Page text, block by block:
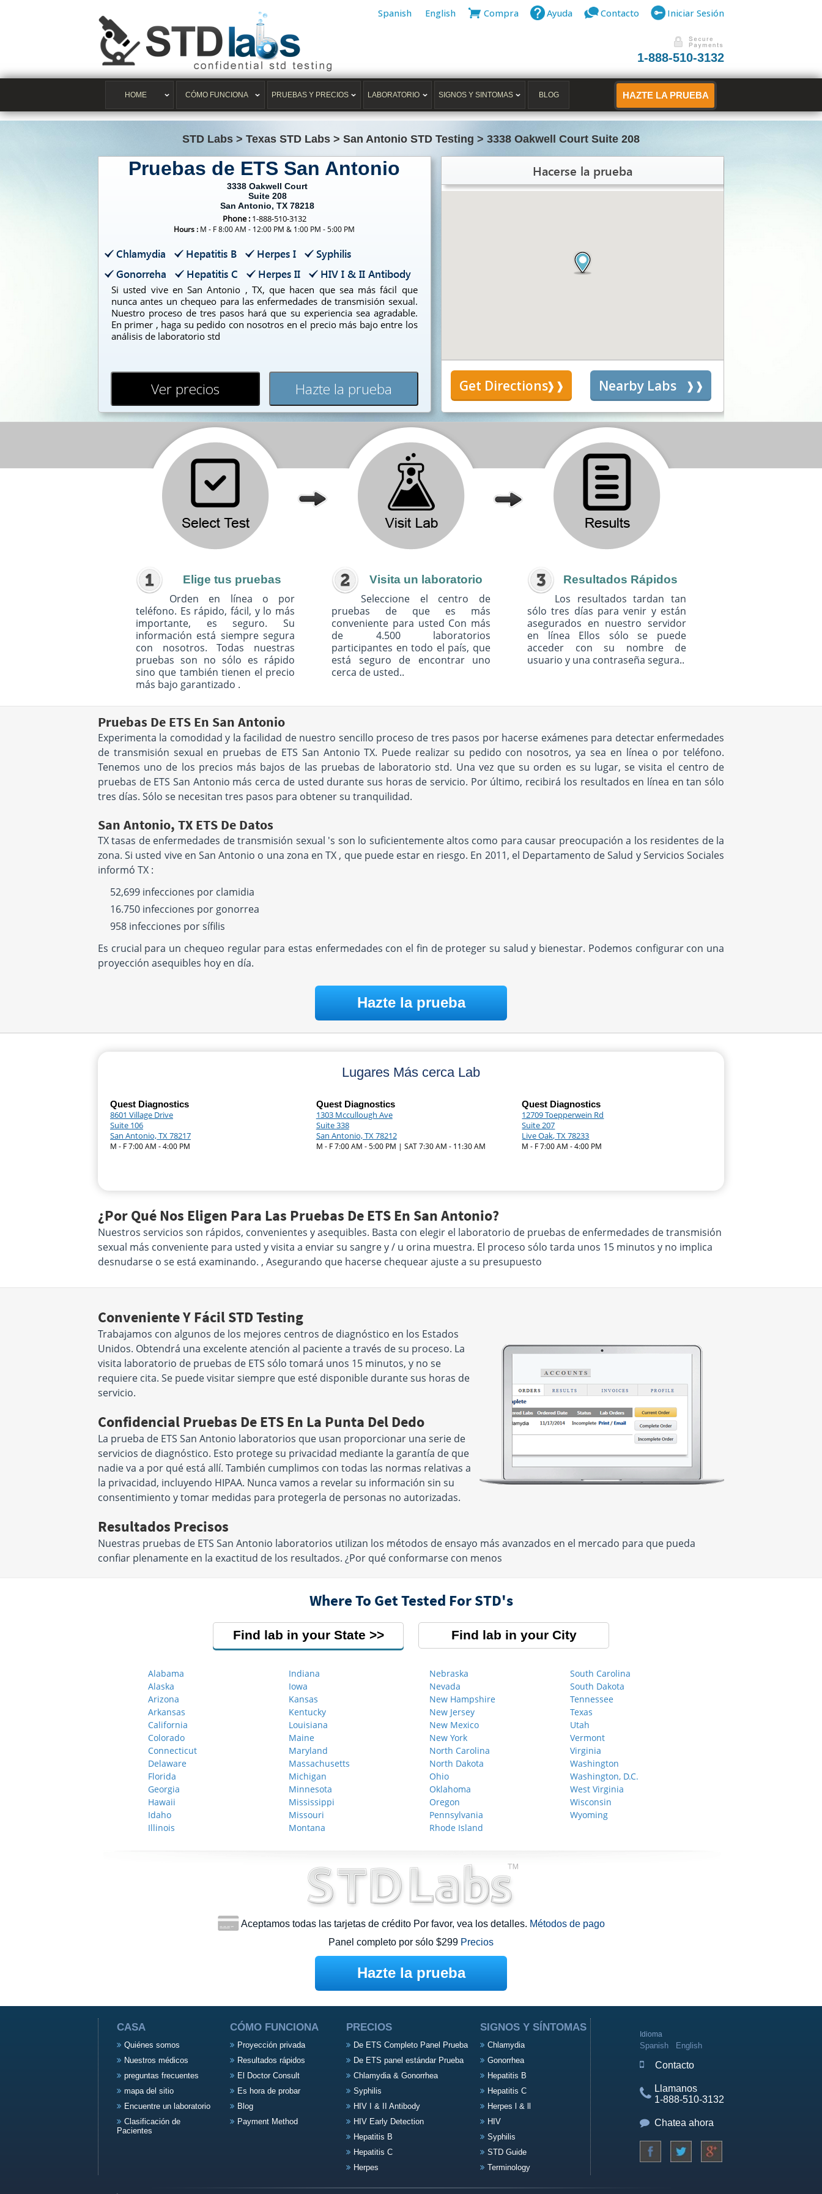
Spanish English Compra Ayuda Contacto Iniciar Sesión
1-888-510-3132
HOME CÓMO FUNCIONA PRUEBAS Y PRECIOS LABORATORIO SIGNOS Y SINTOMAS BLOG HAZTE LA PRUEBA
STD Labs > Texas STD Labs > San Antonio STD Testing > 3338 Oakwell Court Suite 208
Pruebas de ETS San Antonio
3338 Oakwell Court
Suite 208
San Antonio, TX 78218
Phone : 1-888-510-3132
Hours : M - F 8:00 AM - 12:00 PM & 1:00 PM - 5:00 PM
Chlamydia Hepatitis B Herpes I
Syphilis
Gonorreha
Hepatitis C Herpes II HIV I & II Antibody
Si usted vive en San Antonio , TX, que hacen que sea más fácil que
nunca antes un chequeo para las enfermedades de transmisión sexual.
Nuestro proceso de tres pasos hará que su experiencia sea agradable.
En primer , haga su pedido con nosotros en el precio más bajo entre los
análisis de laboratorio std
Ver precios Hazte la prueba
Hacerse la prueba
Get Directions Nearby Labs
Elige tus pruebas
Orden en línea o por
teléfono. Es rápido, fácil, y lo más
importante, es seguro. Su
información está siempre segura
con nosotros. Todas nuestras
pruebas son no sólo es rápido
sino que también tienen el precio
más bajo garantizado .
Visita un laboratorio
Seleccione el centro de
pruebas de que es más
conveniente para usted Con más
de 4.500 laboratorios
participantes en todo el país, que
está seguro de encontrar uno
cerca de usted..
Resultados Rápidos
Los resultados tardan tan
sólo tres días para venir y están
asegurados en nuestro servidor
en línea Ellos sólo se puede
acceder con su nombre de
usuario y una contraseña segura..
Pruebas De ETS En San Antonio
Experimenta la comodidad y la facilidad de nuestro sencillo proceso de tres pasos por hacerse exámenes para detectar enfermedades
de transmisión sexual en pruebas de ETS San Antonio TX. Puede realizar su pedido con nosotros, ya sea en línea o por teléfono.
Tenemos uno de los precios más bajos de las pruebas de laboratorio std. Una vez que su orden es su lugar, se visita el centro de
pruebas de ETS San Antonio más cerca de usted durante sus horas de servicio. Por último, recibirá los resultados en línea en tan sólo
tres días. Sólo se necesitan tres pasos para obtener su tranquilidad.
San Antonio, TX ETS De Datos
TX tasas de enfermedades de transmisión sexual 's son lo suficientemente altos como para causar preocupación a los residentes de la
zona. Si usted vive en San Antonio o una zona en TX , que puede estar en riesgo. En 2011, el Departamento de Salud y Servicios Sociales
informó TX :
52,699 infecciones por clamidia
16.750 infecciones por gonorrea
958 infecciones por sífilis
Es crucial para un chequeo regular para estas enfermedades con el fin de proteger su salud y bienestar. Podemos configurar con una
proyección asequibles hoy en día.
Hazte la prueba
Lugares Más cerca Lab
Quest Diagnostics
8601 Village Drive
Suite 106
San Antonio, TX 78217
M - F 7:00 AM - 4:00 PM
Quest Diagnostics
1303 Mccullough Ave
Suite 338
San Antonio, TX 78212
M - F 7:00 AM - 5:00 PM | SAT 7:30 AM - 11:30 AM
Quest Diagnostics
12709 Toepperwein Rd
Suite 207
Live Oak, TX 78233
M - F 7:00 AM - 4:00 PM
¿Por Qué Nos Eligen Para Las Pruebas De ETS En San Antonio?
Nuestros servicios son rápidos, convenientes y asequibles. Basta con elegir el laboratorio de pruebas de enfermedades de transmisión
sexual más conveniente para usted y visita a enviar su sangre y / u orina muestra. El proceso sólo tarda unos 15 minutos y no implica
desnudarse o se está examinando. , Asegurando que hacerse chequear ajuste a su presupuesto
Conveniente Y Fácil STD Testing
Trabajamos con algunos de los mejores centros de diagnóstico en los Estados
Unidos. Obtendrá una excelente atención al paciente a través de su proceso. La
visita laboratorio de pruebas de ETS sólo tomará unos 15 minutos, y no se
requiere cita. Se puede visitar siempre que esté disponible durante sus horas de
servicio.
Confidencial Pruebas De ETS En La Punta Del Dedo
La prueba de ETS San Antonio laboratorios que usan proporcionar una serie de
servicios de diagnóstico. Esto protege su privacidad mediante la garantía de que
nadie va a por qué está allí. También cumplimos con todas las normas relativas a
la privacidad, incluyendo HIPAA. Nunca vamos a revelar su información sin su
consentimiento y tomar medidas para protegerla de personas no autorizadas.
Resultados Precisos
Nuestras pruebas de ETS San Antonio laboratorios utilizan los métodos de ensayo más avanzados en el mercado para que pueda
confiar plenamente en la exactitud de los resultados. ¿Por qué conformarse con menos
Where To Get Tested For STD's
Find lab in your State Find lab in your City
Alabama
Alaska
Arizona
Arkansas
California
Colorado
Connecticut
Delaware
Florida
Georgia
Hawaii
Idaho
Illinois
Indiana
Iowa
Kansas
Kentucky
Louisiana
Maine
Maryland
Massachusetts
Michigan
Minnesota
Mississippi
Missouri
Montana
Nebraska
Nevada
New Hampshire
New Jersey
New Mexico
New York
North Carolina
North Dakota
Ohio
Oklahoma
Oregon
Pennsylvania
Rhode Island
South Carolina
South Dakota
Tennessee
Texas
Utah
Vermont
Virginia
Washington
Washington, D.C.
West Virginia
Wisconsin
Wyoming
Aceptamos todas las tarjetas de crédito Por favor, vea los detalles. Métodos de pago
Panel completo por sólo $299 Precios
Hazte la prueba
CASA
Quiénes somos
Nuestros médicos
preguntas frecuentes
mapa del sitio
Encuentre un laboratorio
Clasificación de
Pacientes
CÓMO FUNCIONA
Proyección privada
Resultados rápidos
El Doctor Consult
Es hora de probar
Blog
Payment Method
PRECIOS
De ETS Completo Panel Prueba
De ETS panel estándar Prueba
Chlamydia & Gonorrhea
Syphilis
HIV I & II Antibody
HIV Early Detection
Hepatitis B
Hepatitis C
Herpes
SIGNOS Y SÍNTOMAS
Chlamydia
Gonorrhea
Hepatitis B
Hepatitis C
Herpes l & ll
HIV
Syphilis
STD Guide
Terminology
Idioma
Spanish English
Contacto
Llamanos
1-888-510-3132
Chatea ahora